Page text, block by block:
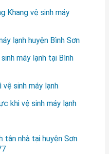
Khang vệ sinh máy
lạnh huyện Bình Sơn
máy lạnh tại Bình
sinh máy lạnh
khi vệ sinh máy lạnh
tận nhà tại huyện Sơn